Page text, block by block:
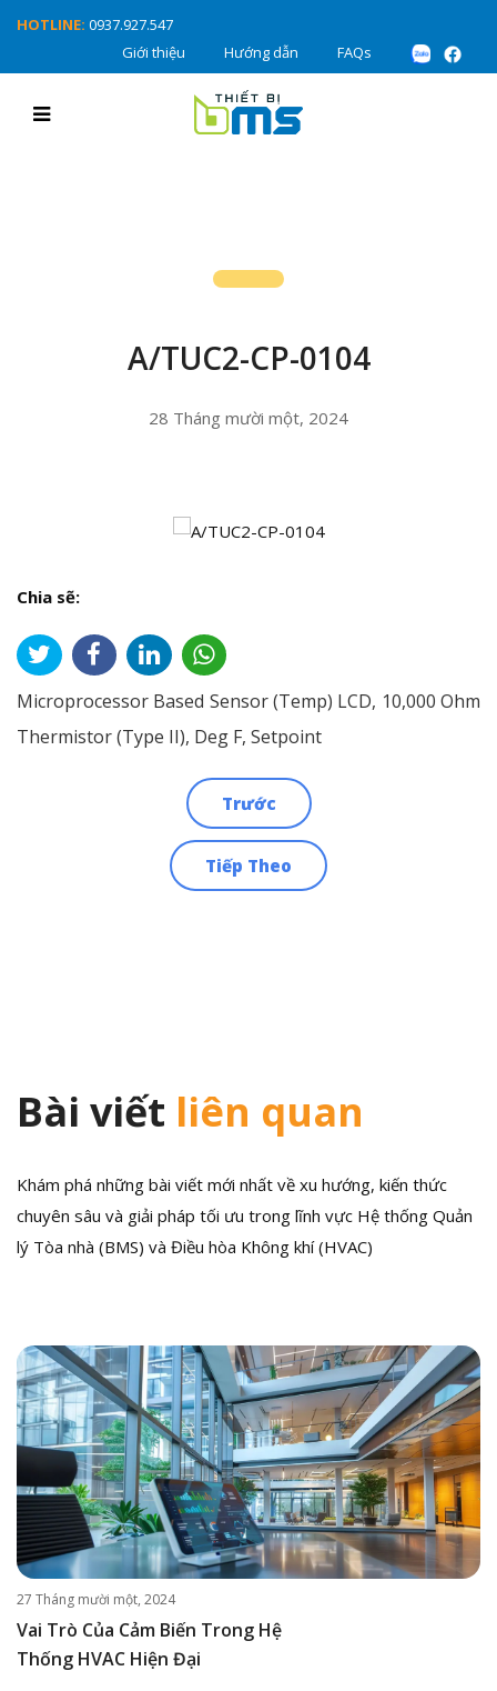
HOTLINE: 0937.927.547
Giới thiệu
Hướng dẫn FAQs
A/TUC2-CP-0104
28 Tháng mười một, 2024
Chia sẽ:
Microprocessor Based Sensor (Temp) LCD, 10,000 Ohm
Thermistor (Type II), Deg F, Setpoint
Trước
Tiếp Theo
Bài viết liên quan
Khám phá những bài viết mới nhất về xu hướng, kiến thức
chuyên sâu và giải pháp tối ưu trong lĩnh vực Hệ thống Quản
lý Tòa nhà (BMS) và Điều hòa Không khí (HVAC)
27 Tháng mười một, 2024
Vai Trò Của Cảm Biến Trong Hệ
Thống HVAC Hiện Đại